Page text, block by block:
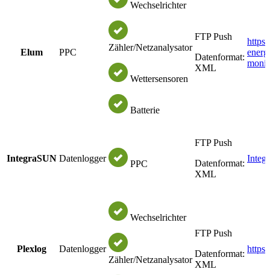
Elum PPC
Wechselrichter
Zähler/Netzanalysator
Wettersensoren
Batterie
FTP Push
Datenformat:
XML
IntegraSUN Datenlogger
PPC
FTP Push
Datenformat:
XML
Plexlog Datenlogger
Wechselrichter
Zähler/Netzanalysator
FTP Push
Datenformat:
XML